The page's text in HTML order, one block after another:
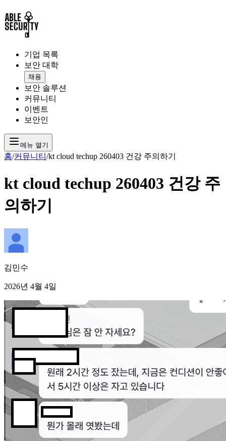
기업 목록
보안 대학
채용
보안 솔루션
커뮤니티
이벤트
보안인
메뉴 열기
홈/커뮤니티 /kt cloud techup 260403 건강 주의하기
kt cloud techup 260403 건강 주
의하기
김민수
2026년 4월 4일